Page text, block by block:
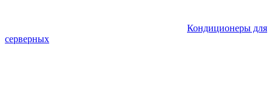
Кондиционеры для
серверных